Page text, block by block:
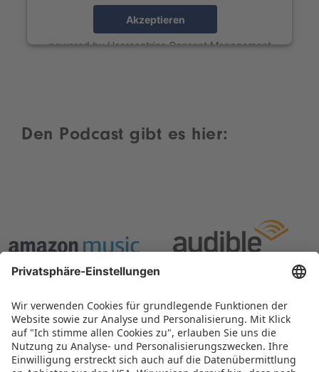
Akzeptieren
powered byUsercentrics Consent Management
Den Podcast gibt es hier: